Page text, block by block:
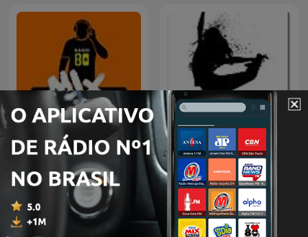
80 mix DJ